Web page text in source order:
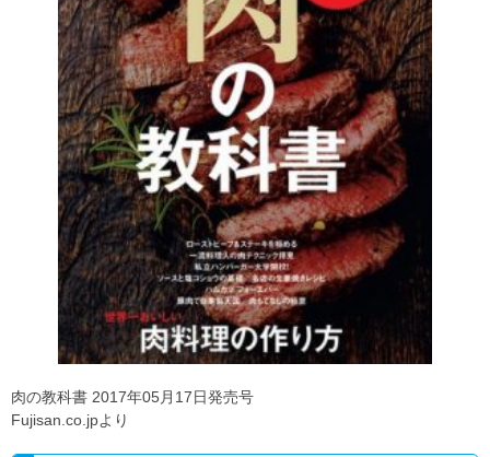
肉の教科書 2017年05月17日発売号
Fujisan.co.jpより